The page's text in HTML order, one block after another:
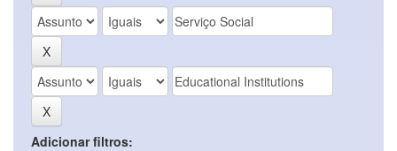
Adicionar filtros: